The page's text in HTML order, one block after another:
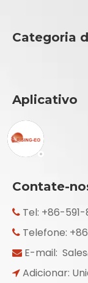
Categoria
Aplicativo
Contate-
 Tel: +86-591-
 Telefone:
 E-mail:
 Adicionar: